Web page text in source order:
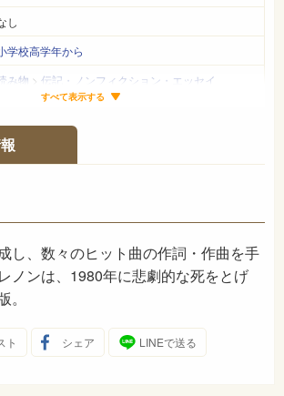
し
学校高学年から
み物 > 伝記・ノンフィクション・エッセイ
ページ
4-03-542320-1
年4月
すべて表示する
し、数々のヒット曲の作詞・作曲を手
ノンは、1980年に悲劇的な死をとげ
ト シェア LINEで送る